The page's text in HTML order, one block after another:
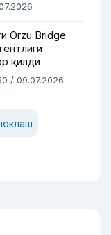
Orzu Bridge
қилди
/ 09.07.2026
юклаш